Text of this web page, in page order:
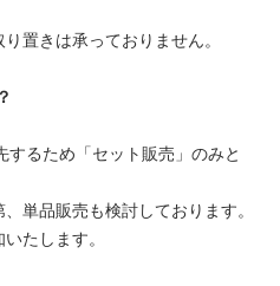
置きは承っておりません。
るため「セット販売」のみと
単品販売も検討しております。
たします。